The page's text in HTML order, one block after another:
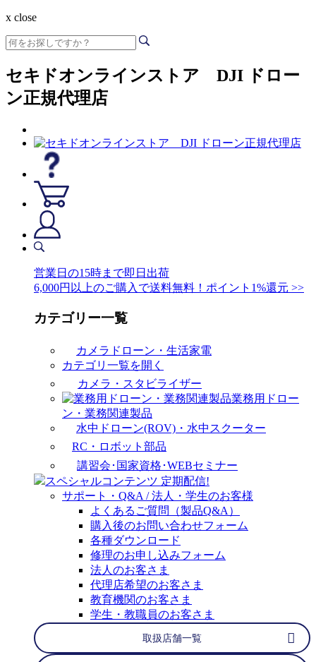
x close
セキドオンラインストア DJI ドロー
ン正規代理店
営業日の15時まで即日出荷
6,000円以上のご購入で送料無料！ポイント1%還元 >>
カテゴリー一覧
カメラドローン・生活家電
カテゴリ一覧を開く
カメラ・スタビライザー
業務用ドロー
ン・業務関連製品
水中ドローン(ROV)・水中スクーター
RC・ロボット部品
講習会･国家資格･WEBセミナー
スペシャルコンテンツ 定期配信!
サポート・Q&A / 法人・学生のお客様
よくあるご質問（製品Q&A）
購入後のお問い合わせフォーム
各種ダウンロード
修理のお申し込みフォーム
法人のお客さま
代理店希望のお客さま
教育機関のお客さま
学生・教職員のお客さま
取扱店舗一覧